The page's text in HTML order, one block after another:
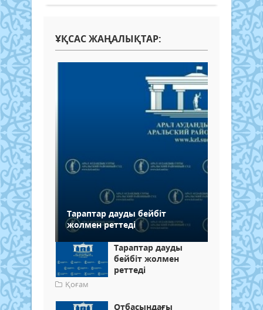
ҰҚСАС ЖАҢАЛЫҚТАР:
Тараптар дауды бейбіт
жолмен реттеді
Тараптар дауды
бейбіт жолмен
реттеді
Қоғам
Отбасындағы